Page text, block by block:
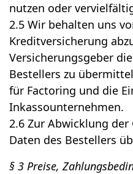
nutzen oder
2.5 Wir behalten uns
Kreditversicherung
Versicherungsgeber
Bestellers zu
für Factoring und die
Inkassounternehmen.
2.6 Zur Abwicklung
Daten des Bestellers
§ 3 Preise,